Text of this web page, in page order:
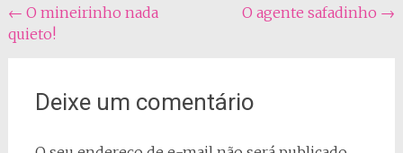
Navegação
do
← O mineirinho nada
quieto!
O agente safadinho →
Deixe um comentário